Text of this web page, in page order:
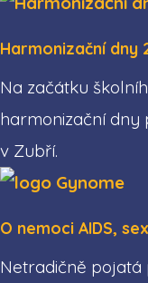
Harmonizační dny
Na začátku
harmonizační
v Zubří.
O nemoci AIDS,
Netradičně pojatá